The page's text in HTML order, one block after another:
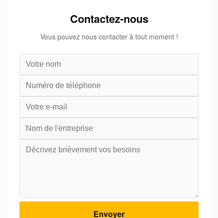
Contactez-nous
Vous pouvez nous contacter à tout moment !
Envoyer